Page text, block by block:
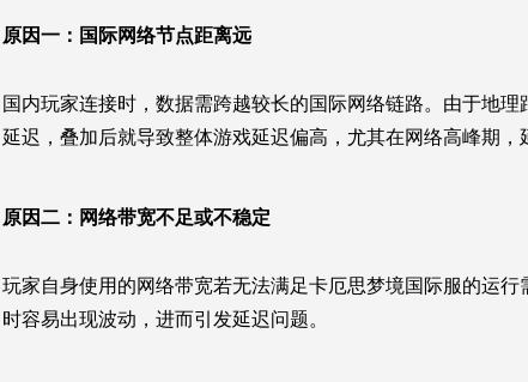
原因一：国际网络节点距离远
国内玩家连接时，数据需跨越较长的国际网络链路。由于地
延迟，叠加后就导致整体游戏延迟偏高，尤其在网络高峰期，
原因二：网络带宽不足或不稳定
玩家自身使用的网络带宽若无法满足卡厄思梦境国际服的运
时容易出现波动，进而引发延迟问题。